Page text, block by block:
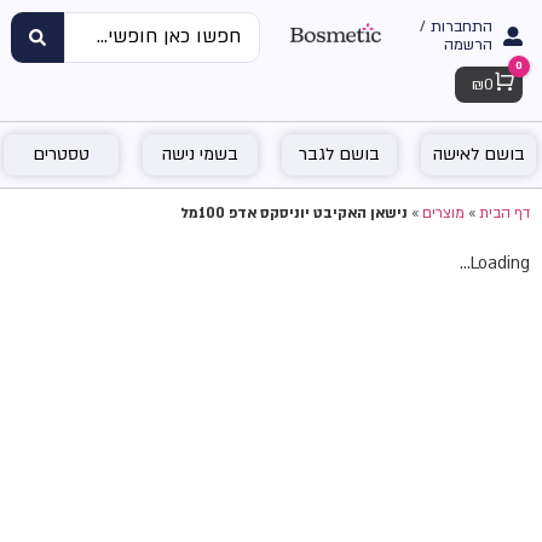
התחברות /
הרשמה
Cart
0
₪ 0
בושם לאישה בושם לגבר בשמי נישה טסטרים
דף הבית»מוצרים»נישאן האקיבט יוניסקס אדפ 100מל
Loading...